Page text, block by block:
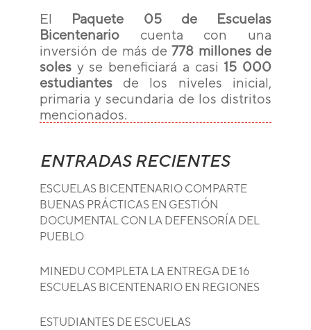
El Paquete 05 de Escuelas
Bicentenariocuenta con una
inversión de más de 778 millones de
solesy se beneficiará a casi 15 000
estudiantesde los niveles inicial,
primaria y secundaria de los distritos
mencionados.
ENTRADAS RECIENTES
ESCUELAS BICENTENARIO COMPARTE
BUENAS PRÁCTICAS EN GESTIÓN
DOCUMENTAL CON LA DEFENSORÍA DEL
PUEBLO
MINEDU COMPLETA LA ENTREGA DE 16
ESCUELAS BICENTENARIO EN REGIONES
ESTUDIANTES DE ESCUELAS